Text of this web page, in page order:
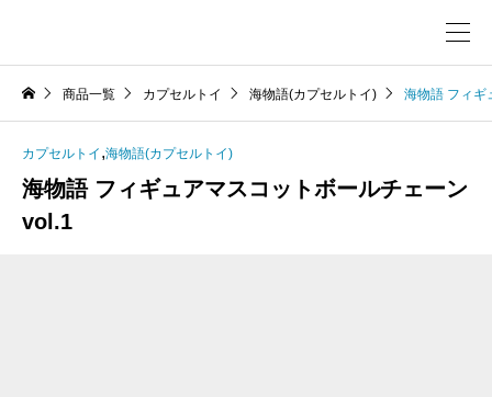
商品一覧 カプセルトイ 海物語(カプセルトイ) 海物語 フィギ
カプセルトイ ,海物語(カプセルトイ)
海物語 フィギュアマスコットボールチェーン
vol.1